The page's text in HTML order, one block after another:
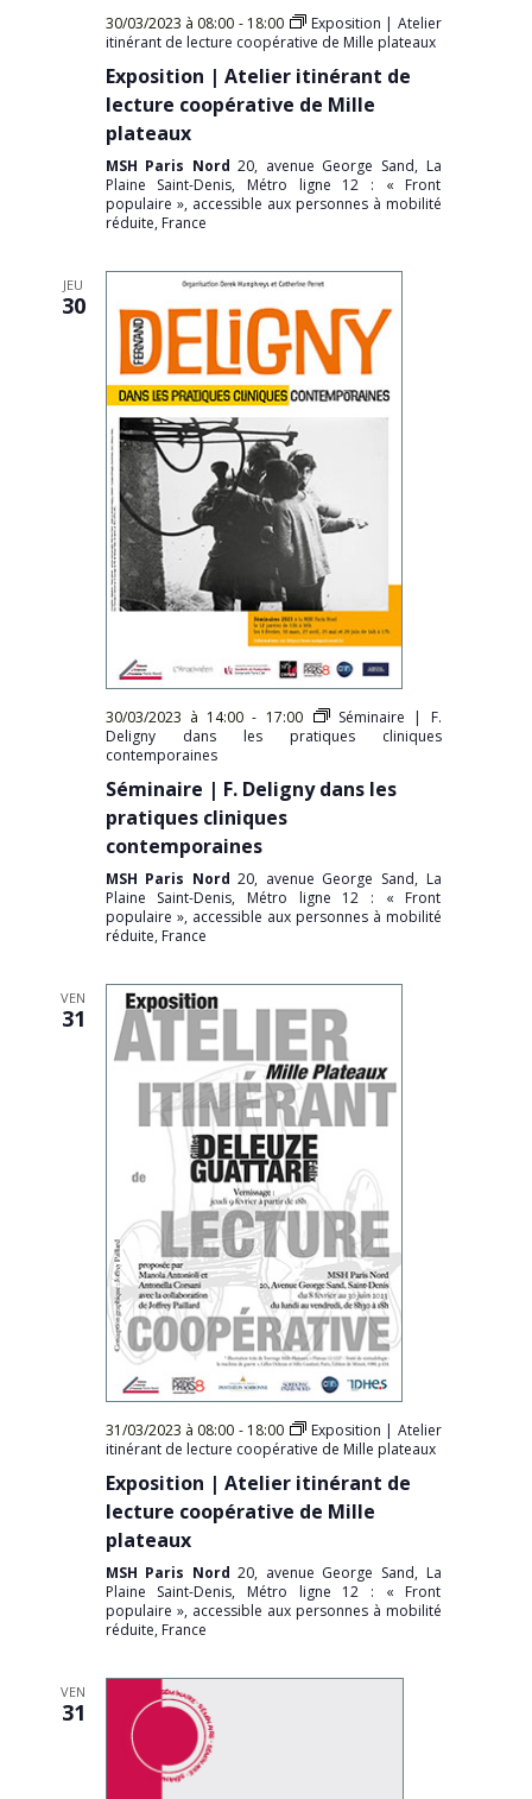
30/03/2023 à 08:00 - 18:00
Exposition | Atelier
itinérant de lecture coopérative de Mille plateaux
Exposition | Atelier itinérant de
lecture coopérative de Mille
plateaux
MSH Paris Nord20, avenue George Sand, La
Plaine Saint-Denis, Métro ligne 12 : « Front
populaire », accessible aux personnes à mobilité
réduite, France
JEU
30
30/03/2023 à 14:00 - 17:00
Séminaire | F.
Deligny dans les pratiques cliniques
contemporaines
Séminaire | F. Deligny dans les
pratiques cliniques
contemporaines
MSH Paris Nord20, avenue George Sand, La
Plaine Saint-Denis, Métro ligne 12 : « Front
populaire », accessible aux personnes à mobilité
réduite, France
VEN
31
31/03/2023 à 08:00 - 18:00
Exposition | Atelier
itinérant de lecture coopérative de Mille plateaux
Exposition | Atelier itinérant de
lecture coopérative de Mille
plateaux
MSH Paris Nord20, avenue George Sand, La
Plaine Saint-Denis, Métro ligne 12 : « Front
populaire », accessible aux personnes à mobilité
réduite, France
VEN
31